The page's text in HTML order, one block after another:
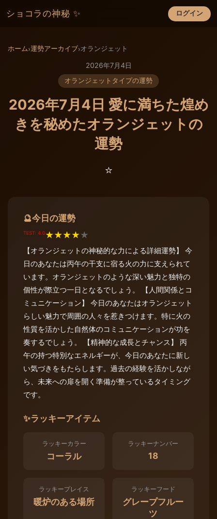
ショコラの神秘 ✨ ログイン
×
ホーム›運勢アーカイブ›オランジェット
2026年7月4日
オランジェットタイプの運勢
2026年7月4日 愛に満ちた煌め
きを秘めたオランジェットの
運勢
⭐️
🔮今日の運勢
TEST: 4.0★★★★★
【オランジェットの神秘的な力による詳細運勢】 今
日のあなたは丙午の干支に宿る火の力に支えられて
います。オランジェットのような深い魅力と独特の
個性が際立つ一日となるでしょう。 【人間関係とコ
ミュニケーション】 今日のあなたはオランジェット
らしい魅力で周囲の人々を惹きつけます。特に火の
性質を活かした自然体のコミュニケーションが功を
奏するでしょう。 【精神的な成長とチャンス】 丙
午の持つ特別なエネルギーが、今日のあなたに新し
い気づきをもたらします。過去の経験を活かしなが
ら、未来への扉を開く準備が整っているタイミング
です。
✨ラッキーアイテム
ラッキーカラー
コーラル
ラッキーナンバー
18
ラッキープレイス
暖炉のある場所
ラッキーフード
グレープフルー
ツ